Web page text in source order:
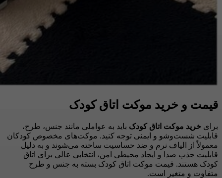
قیمت و خرید موکت اتاق کودک
برای خرید موکت اتاق کودک باید به عواملی مانند جنس، طرح،
قابلیت شست‌وشو و ایمنی توجه کنید. موکت‌های مخصوص کودکان
معمولاً از الیاف نرم و ضد حساسیت ساخته می‌شوند و به دلیل
قابلیت جذب صدا و ایجاد محیطی امن، انتخابی عالی برای اتاق
کودک هستند. قیمت موکت اتاق کودک بسته به جنس و طرح
متفاوت و متغیر است.